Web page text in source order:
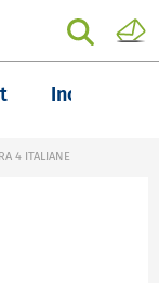
Inchieste
4 ITALIANE